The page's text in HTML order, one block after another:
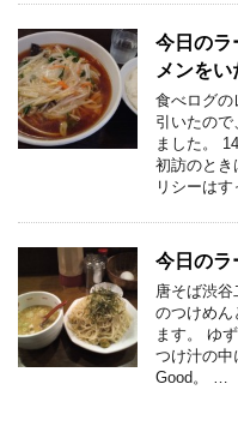
今日のラ
メンをい
食べログの
引いたの
ました。
初訪のとき
リシーはす
今日のラ
唐そば渋
のつけめん
ます。 ゆ
つけ汁の中
Good。 …